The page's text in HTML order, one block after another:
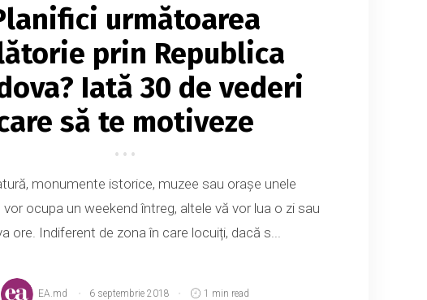
următoarea
prin Republica
Iată 30 de vederi
să te motiveze
monumente istorice, muzee sau orașe unele
vor ocupa un weekend întreg, altele vă vor lua o zi sau
ore. Indiferent de zona în care locuiți, dacă s...
EA.md 6 septembrie 2018 1 min read